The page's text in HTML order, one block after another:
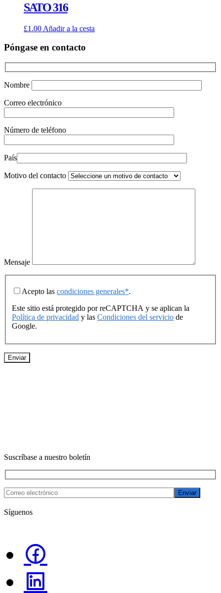
SATO 316
£1.00 Añadir a la cesta
Póngase en contacto
Nombre
Correo electrónico
Número de teléfono
País
Motivo del contacto
Mensaje
Acepto las condiciones generales*.
Este sitio está protegido por reCAPTCHA y se aplican la
Política de privacidad y las Condiciones del servicio de
Google.
Suscríbase a nuestro boletín
Enviar
Síguenos